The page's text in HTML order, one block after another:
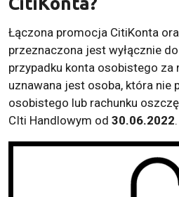
Łączona promocja CitiKonta
przeznaczona jest wyłącznie do
przypadku konta osobistego za
uznawana jest osoba, która nie
osobistego lub rachunku
CIti Handlowym od 30.06.2022.